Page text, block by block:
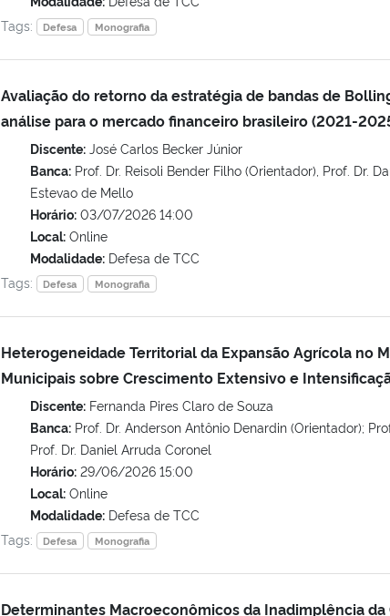
Tags:
Defesa Monografia
Avaliação do retorno da estratégia de bandas de
análise para o mercado financeiro brasileiro (2021-
Discente:José Carlos Becker Júnior
Banca:Prof. Dr. Reisoli Bender Filho (Orientador), Prof. Dr.
Estevao de Mello
Horário:03/07/2026 14:00
Local:Online
Modalidade:Defesa de TCC
Tags:
Defesa Monografia
Heterogeneidade Territorial da Expansão Agrícola no
Municipais sobre Crescimento Extensivo e
Discente:Fernanda Pires Claro de Souza
Banca:Prof. Dr. Anderson Antônio Denardin (Orientador);
Prof. Dr. Daniel Arruda Coronel
Horário:29/06/2026 15:00
Local:Online
Modalidade:Defesa de TCC
Tags:
Defesa Monografia
Determinantes Macroeconômicos da Inadimplência